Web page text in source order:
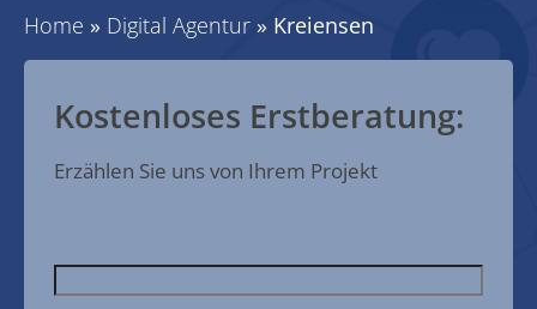
Home » Digital Agentur » Kreiensen
Kostenloses Erstberatung:
Erzählen Sie uns von Ihrem Projekt